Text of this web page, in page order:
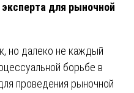
для рыночной
но далеко не каждый
борьбе в
проведения рыночной